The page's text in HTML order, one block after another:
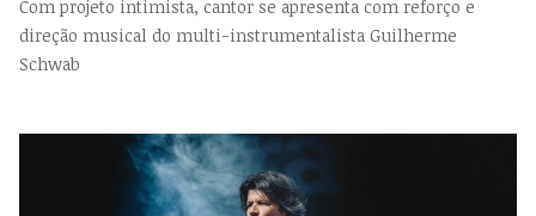
Com projeto intimista, cantor se apresenta com reforço e
direção musical do multi-instrumentalista Guilherme
Schwab